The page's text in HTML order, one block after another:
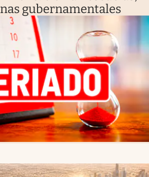
gubernamentales